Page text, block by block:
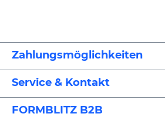
Zahlungsmöglichkeiten
Service & Kontakt
FORMBLITZ B2B